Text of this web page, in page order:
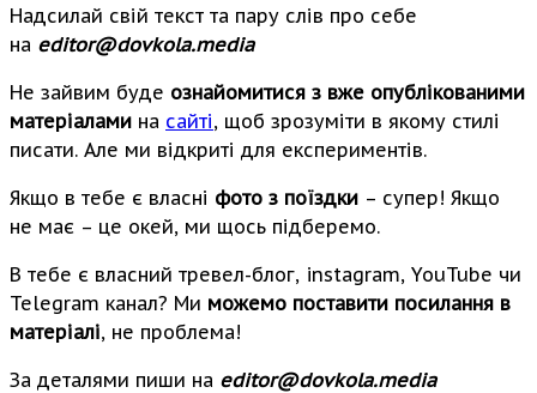
Надсилай свій текст та пару слів про себе
на editor@dovkola.media
Не зайвим буде ознайомитися з вже опублікованими
матеріалами на сайті, щоб зрозуміти в якому стилі
писати. Але ми відкриті для експериментів.
Якщо в тебе є власні фото з поїздки – супер! Якщо
не має – це окей, ми щось підберемо.
В тебе є власний тревел-блог, instagram, YouTube чи
Telegram канал? Ми можемо поставити посилання в
матеріалі, не проблема!
За деталями пиши на editor@dovkola.media